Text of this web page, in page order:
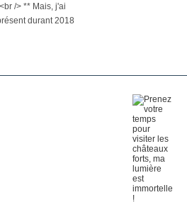
/> ** Mais, j'ai
durant 2018